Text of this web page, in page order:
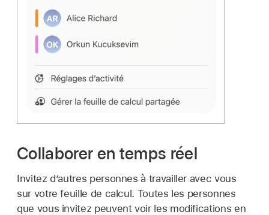
Collaborer en temps réel
Invitez d’autres personnes à travailler avec vous
sur votre feuille de calcul. Toutes les personnes
que vous invitez peuvent voir les modifications en